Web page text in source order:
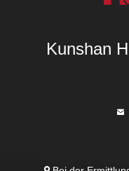
Kunshan